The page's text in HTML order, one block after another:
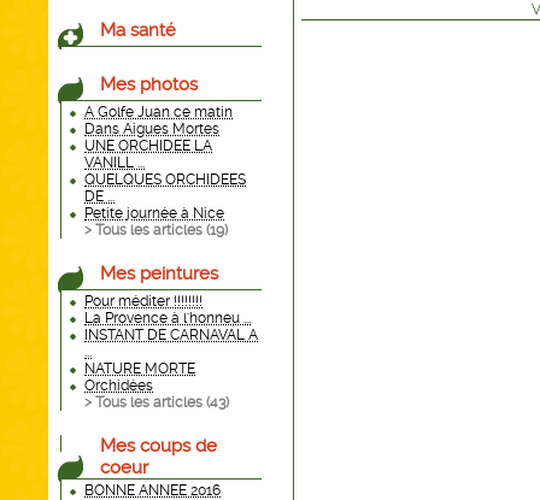
Ma santé
Mes photos
A Golfe Juan ce matin
Dans Aigues Mortes
UNE ORCHIDEE LA
VANILL ...
QUELQUES ORCHIDEES
DE ...
Petite journée à Nice
> Tous les articles (19)
Mes peintures
Pour méditer !!!!!!!!
La Provence à l'honneu ...
INSTANT DE CARNAVAL A
...
NATURE MORTE
Orchidées
> Tous les articles (43)
Mes coups de
coeur
BONNE ANNEE 2016